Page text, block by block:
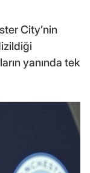
City’nin
yanında tek